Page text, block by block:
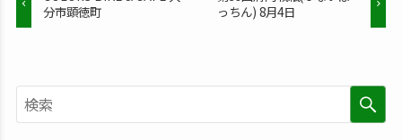
分市顕徳町
っちん) 8月4日